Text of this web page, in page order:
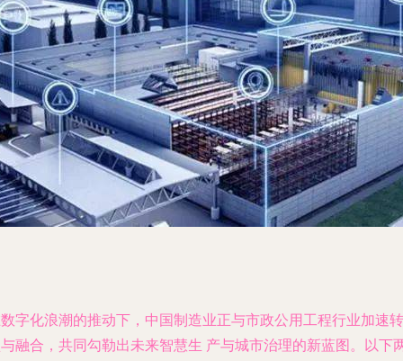
字化浪潮的推动下，中国制造业正与市政公用工程行业加速转
融合，共同勾勒出未来智慧生 产与城市治理的新蓝图。以下